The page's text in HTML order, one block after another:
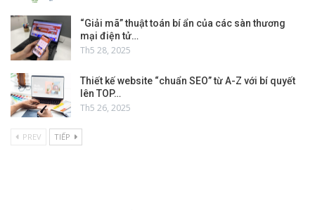
“Giải mã” thuật toán bí ẩn của các sàn thương
mại điện tử…
Th5 28, 2025
Thiết kế website “chuẩn SEO” từ A-Z với bí quyết
lên TOP…
Th5 26, 2025
PREV TIẾP